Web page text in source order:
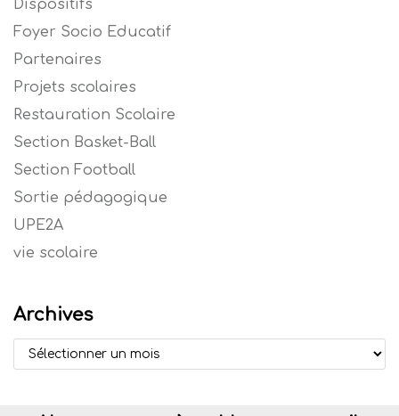
Dispositifs
Foyer Socio Educatif
Partenaires
Projets scolaires
Restauration Scolaire
Section Basket-Ball
Section Football
Sortie pédagogique
UPE2A
vie scolaire
Archives